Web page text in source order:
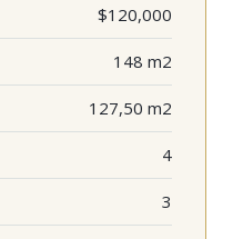
$120,000
148 m2
127,50 m2
4
3